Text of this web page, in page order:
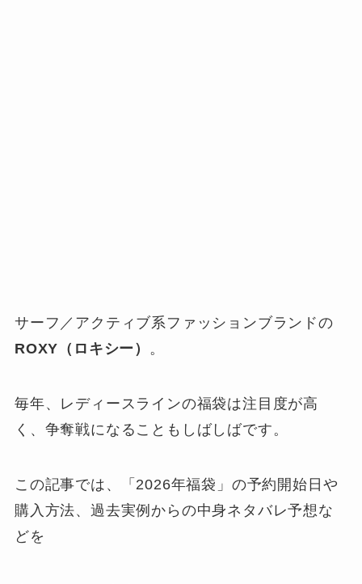
サーフ／アクティブ系ファッションブランドの
ROXY（ロキシー） 。
毎年、レディースラインの福袋は注目度が高
く、争奪戦になることもしばしばです。
この記事では、「2026年福袋」の予約開始日や
購入方法、過去実例からの中身ネタバレ予想な
どを